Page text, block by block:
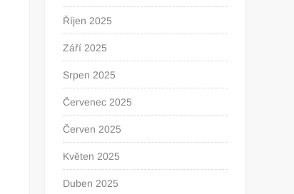
Říjen 2025
Září 2025
Srpen 2025
Červenec 2025
Červen 2025
Květen 2025
Duben 2025